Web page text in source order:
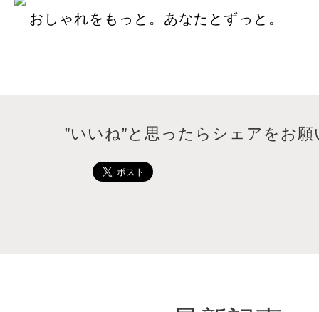
おしゃれをもっと。あなたとずっと。
”いいね”と思ったらシェアをお